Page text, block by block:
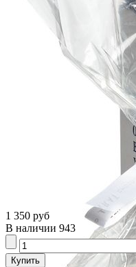
1 350 руб
В наличии 943